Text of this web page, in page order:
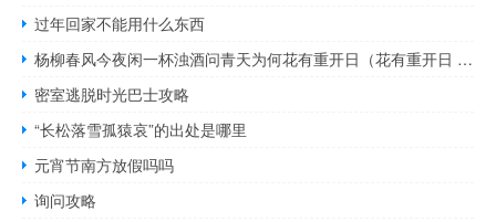
过年回家不能用什么东西
杨柳春风今夜闲一杯浊酒问青天为何花有重开日（花有重开日 人无再少年 的意思是什么）
密室逃脱时光巴士攻略
“长松落雪孤猿哀”的出处是哪里
元宵节南方放假吗吗
询问攻略